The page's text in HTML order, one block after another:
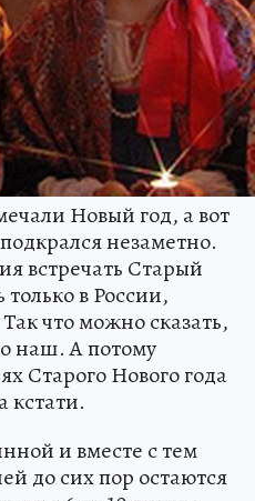
Новый год, а вот
незаметно.
встречать Старый
в России,
что можно сказать,
наш. А потому
Старого Нового года
кстати.
и вместе с тем
до сих пор остаются